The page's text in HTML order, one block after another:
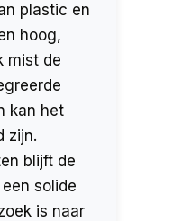
plastic en
hoog,
mist de
kan het
zijn.
blijft de
solide
is naar